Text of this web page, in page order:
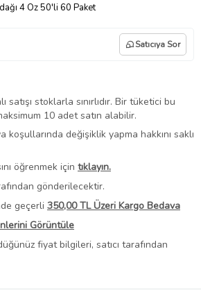
4 Oz 50'li 60 Paket
Satıcıya Sor
satışı stoklarla sınırlıdır. Bir tüketici bu
10 adet satın alabilir.
koşullarında değişiklik yapma hakkını saklı
öğrenmek için tıklayın.
gönderilecektir.
geçerli 350,00 TL Üzeri Kargo Bedava
Görüntüle
fiyat bilgileri, satıcı tarafından